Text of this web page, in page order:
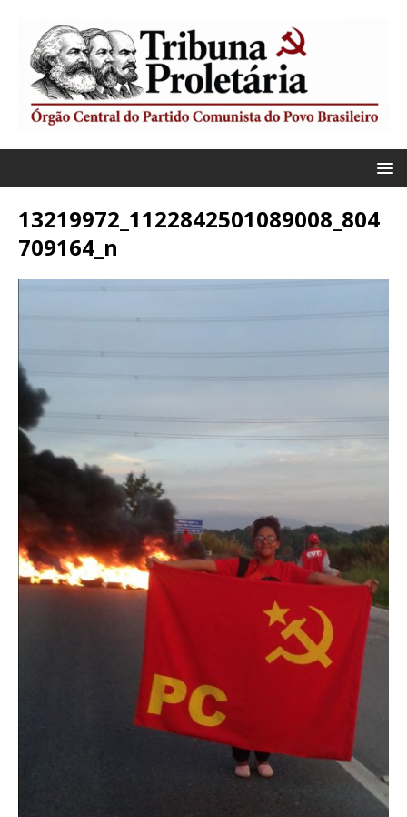
13219972_1122842501089008_804
709164_n